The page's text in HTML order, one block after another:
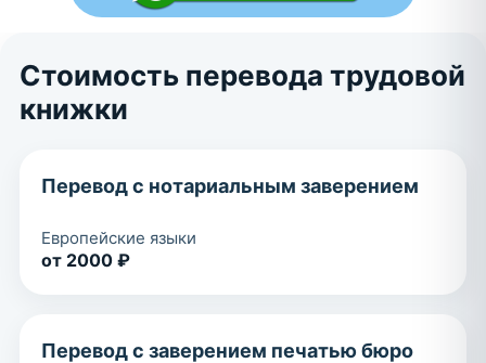
Стоимость перевода трудовой
книжки
Перевод с нотариальным заверением
Европейские языки
от 2000 ₽
Перевод с заверением печатью бюро